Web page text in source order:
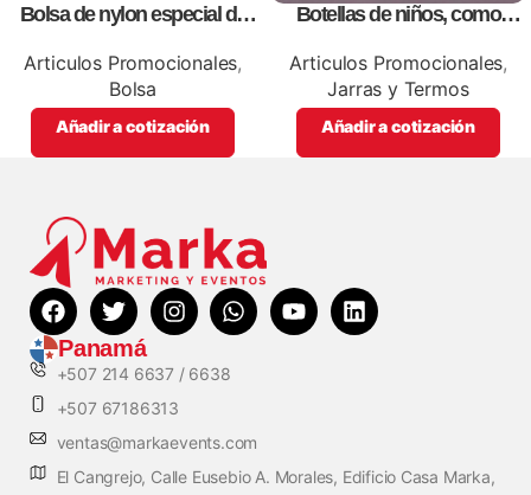
Bolsa de nylon especial de
con impresión full color.
Articulos Promocionales,
Bolsa
Añadir a cotización
Botellas de niños, como
Articulos Promocionales,
Jarras y Termos
Añadir a cotización
Panamá
+507 214 6637 / 6638
+507 67186313
ventas@markaevents.com
El Cangrejo, Calle Eusebio A. Morales, Edificio Casa Marka,